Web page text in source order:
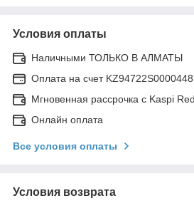
Условия оплаты
Наличными ТОЛЬКО В АЛМАТЫ
Оплата на счет
Мгновенная рассрочка с Kaspi Red
Онлайн оплата
Все условия оплаты
Условия возврата